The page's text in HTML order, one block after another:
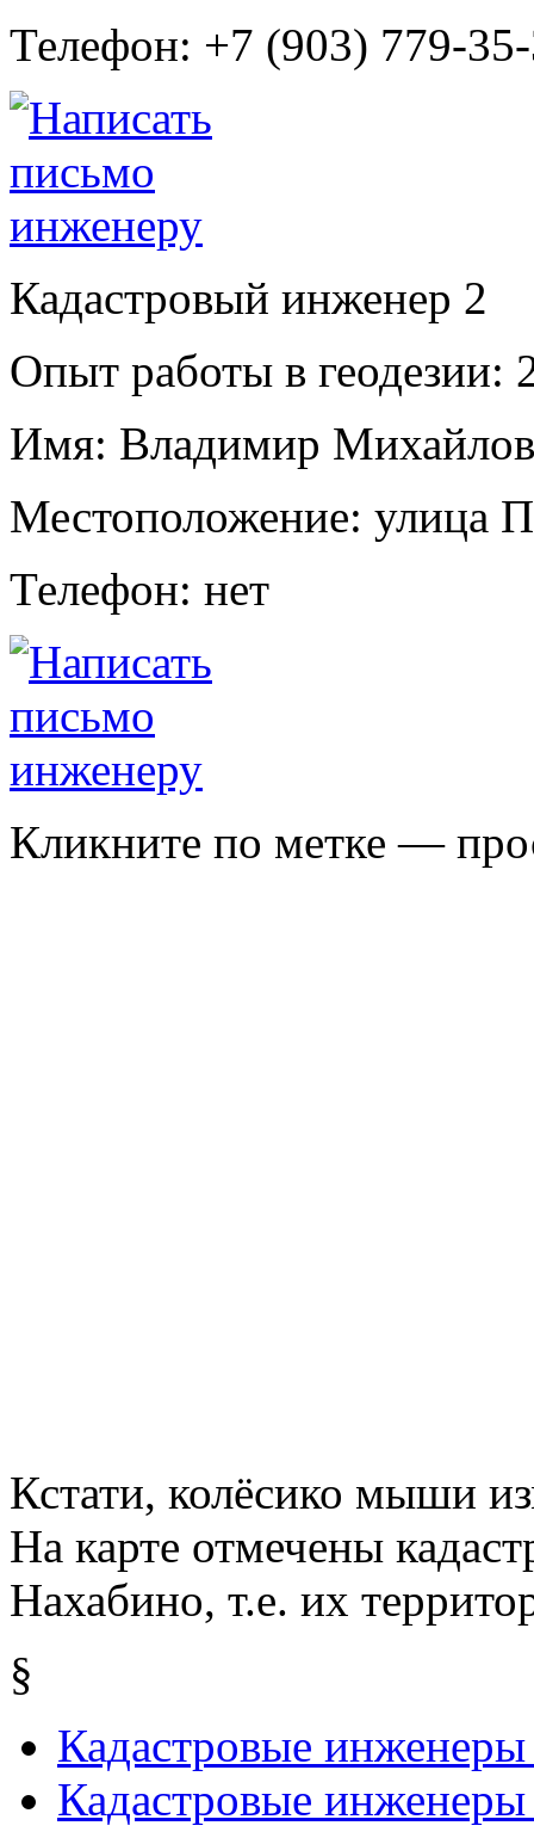
Телефон: +7 (903) 779-
Кадастровый инженер 2
Опыт работы в геодезии:
Имя: Владимир
Местоположение: улица
Телефон: нет
Кликните по метке —
Кстати, колёсико мыши
На карте отмечены
Нахабино, т.е. их
§
Кадастровые
Кадастровые